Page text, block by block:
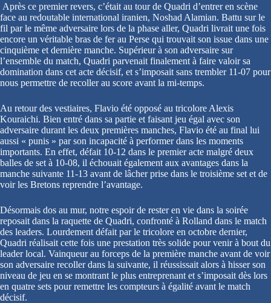
Après ce premier revers, c’était au tour de Quadri d’entrer en scène
face au redoutable international iranien, Noshad Alamian. Battu sur le
fil par le même adversaire lors de la phase aller, Quadri livrait une fois
encore un véritable bras de fer au Perse qui trouvait son issue dans une
cinquième et dernière manche. Supérieur à son adversaire sur
l’ensemble du match, Quadri parvenait finalement à faire valoir sa
domination dans cet acte décisif, et s’imposait sans trembler 11-07 pour
nous permettre de recoller au score avant la mi-temps.
Au retour des vestiaires, Flavio été opposé au tricolore Alexis
Kouraichi. Bien entré dans sa partie et faisant jeu égal avec son
adversaire durant les deux premières manches, Flavio été au final lui
aussi « punis » par son incapacité à performer dans les moments
importants. En effet, défait 10-12 dans le premier acte malgré deux
balles de set à 10-08, il échouait également aux avantages dans la
manche suivante 11-13 avant de lâcher prise dans le troisième set et de
voir les Bretons reprendre l’avantage.
Désormais dos au mur, notre espoir de rester en vie dans la soirée
reposait dans la raquette de Quadri, confronté à Rolland dans le match
des leaders. Lourdement défait par le tricolore en octobre dernier,
Quadri réalisait cette fois une prestation très solide pour venir à bout du
leader local. Vainqueur au forceps de la première manche avant de voir
son adversaire recoller dans la suivante, il réussissait alors à hisser son
niveau de jeu en se montrant le plus entreprenant et s’imposait dès lors
en quatre sets pour remettre les compteurs à égalité avant le match
décisif.